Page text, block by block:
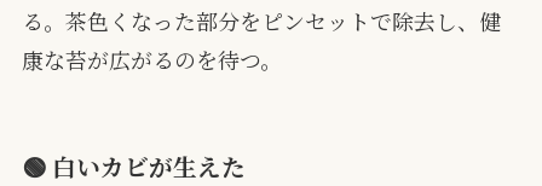
る。茶色くなった部分をピンセットで除去し、健
康な苔が広がるのを待つ。
🟢 白いカビが生えた